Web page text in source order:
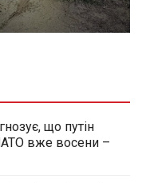
що путін
вже восени –